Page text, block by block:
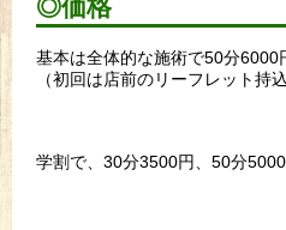
◎価格
基本は全体的な施術で50分6000
（初回は店前のリーフレット持
学割で、30分3500円、50分